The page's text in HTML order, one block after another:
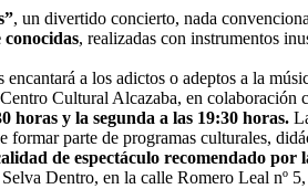
, un divertido concierto, nada
, realizadas con instrumentos
encantará a los adictos o adeptos a la
Cultural Alcazaba, en
horas y la segunda a las 19:30 horas.
formar parte de programas culturales,
de espectáculo recomendado
Dentro, en la calle Romero Leal nº